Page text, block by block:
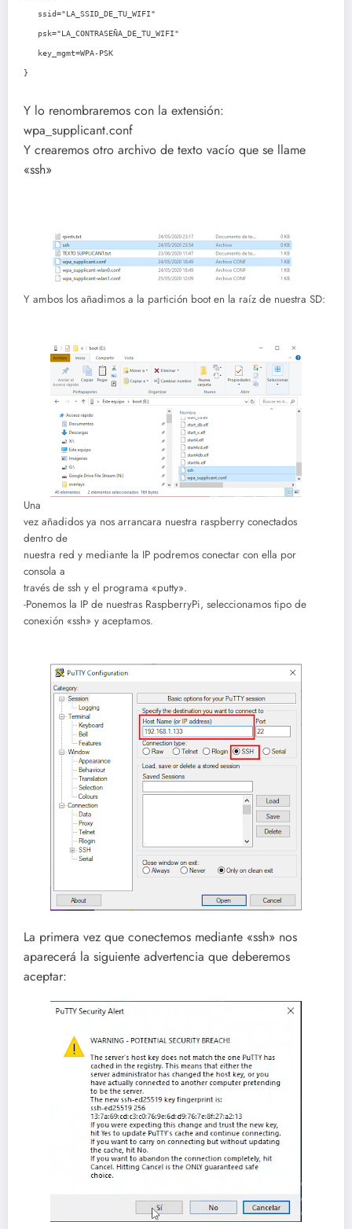
ssid="LA_SSID_DE_TU_WIFI"
psk="LA_CONTRASEÑA_DE_TU_WIFI"
key_mgmt=WPA-PSK
}
Y lo renombraremos con la extensión:
wpa_supplicant.conf
Y crearemos otro archivo de texto vacío que se llame
«ssh»
Y ambos los añadimos a la partición boot en la raíz de nuestra SD:
Una
vez añadidos ya nos arrancara nuestra raspberry conectados
dentro de
nuestra red y mediante la IP podremos conectar con ella por
consola a
través de ssh y el programa «putty».
-Ponemos la IP de nuestras RaspberryPi, seleccionamos tipo de
conexión «ssh» y aceptamos.
La primera vez que conectemos mediante «ssh» nos
aparecerá la siguiente advertencia que deberemos
aceptar: